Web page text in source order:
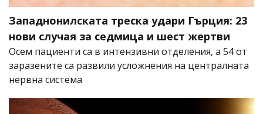
Западнонилската треска удари Гърция: 23
нови случая за седмица и шест жертви
Осем пациенти са в интензивни отделения, а 54 от
заразените са развили усложнения на централната
нервна система